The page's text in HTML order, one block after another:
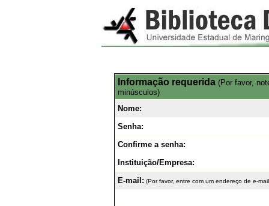
Informação requerida (Por favor,
minúsculos)
Nome:
Senha:
Confirme a senha:
Instituição/Empresa:
E-mail: (Por favor, entre com um endereço de e-